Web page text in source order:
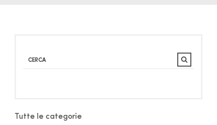
Tutte le categorie